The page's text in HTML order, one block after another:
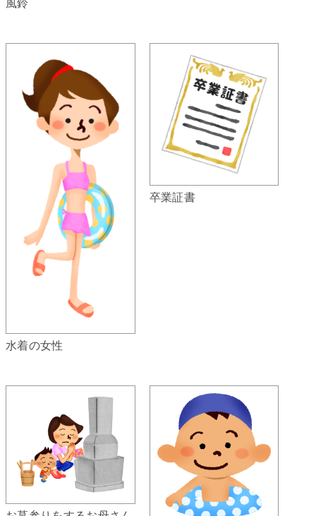
水着の女性
卒業証書